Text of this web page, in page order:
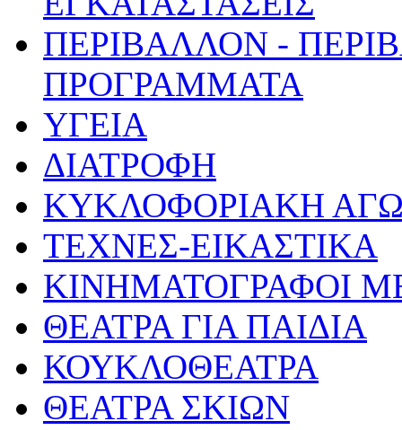
ΠΕΡΙΒΑΛΛΟΝ -
ΠΡΟΓΡΑΜΜΑΤΑ
ΥΓΕΙΑ
ΔΙΑΤΡΟΦΗ
ΚΥΚΛΟΦΟΡΙΑΚΗ
ΤΕΧΝΕΣ-ΕΙΚΑΣΤΙΚΑ
ΚΙΝΗΜΑΤΟΓΡΑΦΟΙ
ΘΕΑΤΡΑ ΓΙΑ ΠΑΙΔΙΑ
ΚΟΥΚΛΟΘΕΑΤΡΑ
ΘΕΑΤΡΑ ΣΚΙΩΝ